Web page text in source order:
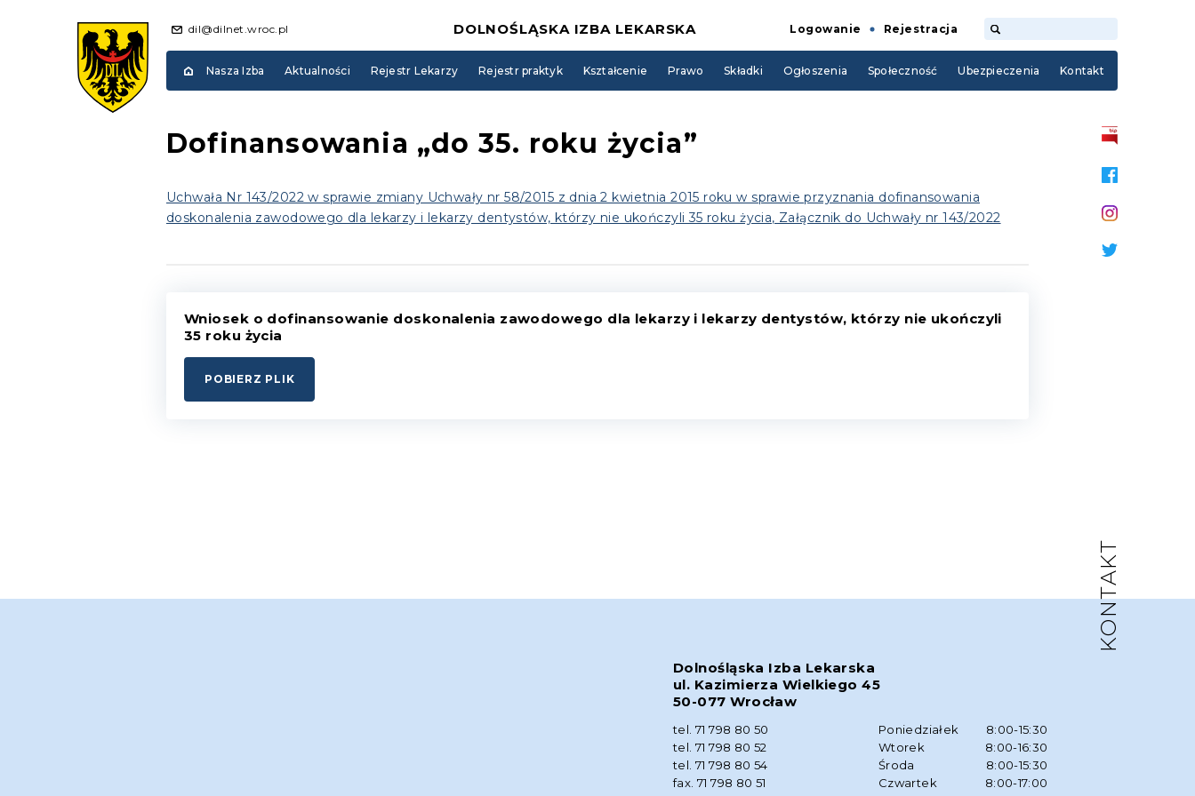
dil@dilnet.wroc.pl DOLNOŚLĄSKA IZBA LEKARSKA Logowanie Rejestracja
Nasza Izba Aktualności Rejestr Lekarzy Rejestr praktyk Kształcenie Prawo Składki Ogłoszenia Społeczność Ubezpieczenia Kontakt
Dofinansowania „do 35. roku życia”
Uchwała Nr 143/2022 w sprawie zmiany Uchwały nr 58/2015 z dnia 2 kwietnia 2015 roku w sprawie przyznania dofinansowania
doskonalenia zawodowego dla lekarzy i lekarzy dentystów, którzy nie ukończyli 35 roku życia, Załącznik do Uchwały nr 143/2022
Wniosek o dofinansowanie doskonalenia zawodowego dla lekarzy i lekarzy dentystów, którzy nie ukończyli
35 roku życia
POBIERZ PLIK
KONTAKT
Dolnośląska Izba Lekarska
ul. Kazimierza Wielkiego 45
50-077 Wrocław
tel. 71 798 80 50
tel. 71 798 80 52
tel. 71 798 80 54
fax. 71 798 80 51
Poniedziałek
8:00-15:30
Wtorek
8:00-16:30
Środa
8:00-15:30
Czwartek
8:00-17:00